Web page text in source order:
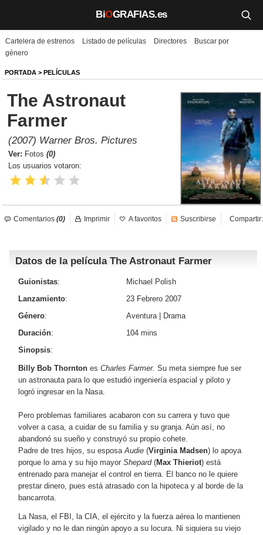
BiOGRAFIAS.es
Biografías
Películas
TV
Música
Un día como hoy
Videos
Iniciar sesión Crear cuenta
Cartelera de estrenos Listado de películas Directores
Buscar por
género
PORTADA > PELÍCULAS
The Astronaut
Farmer
(2007) Warner Bros. Pictures
Ver: Fotos (0)
Los usuarios votaron:
Comentarios (0) Compartir:
Imprimir A favoritos Suscribirse
Datos de la película The Astronaut Farmer
Guionistas:
Michael Polish
Lanzamiento:
23 Febrero 2007
Género: Aventura|
Drama
Duración:
104 mins
Sinopsis:
Billy Bob Thornton es Charles Farmer. Su meta siempre fue ser
un astronauta para lo que estudió ingeniería espacial y piloto y
logró ingresar en la Nasa.
Pero problemas familiares acabaron con su carrera y tuvo que
volver a casa, a cuidar de su familia y su granja. Aún así, no
abandonó su sueño y construyó su propio cohete.
Padre de tres hijos, su esposaAudie (Virginia Madsen) lo apoya
porque lo ama y su hijo mayor Shepard(Max Thieriot) está
entrenado para manejar el control en tierra. El banco no le quiere
prestar dinero, pues está atrasado con la hipoteca y al borde de la
bancarrota.
La Nasa, el FBI, la CIA, el ejército y la fuerza aérea lo mantienen
vigilado y no le dan ningún apoyo a su locura. Ni siquiera su viejo